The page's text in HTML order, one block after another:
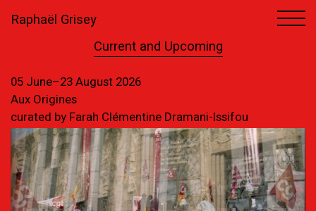
Raphaël Grisey
Current and Upcoming
05 June–23 August 2026
Aux Origines
curated by Farah Clémentine Dramani-Issifou